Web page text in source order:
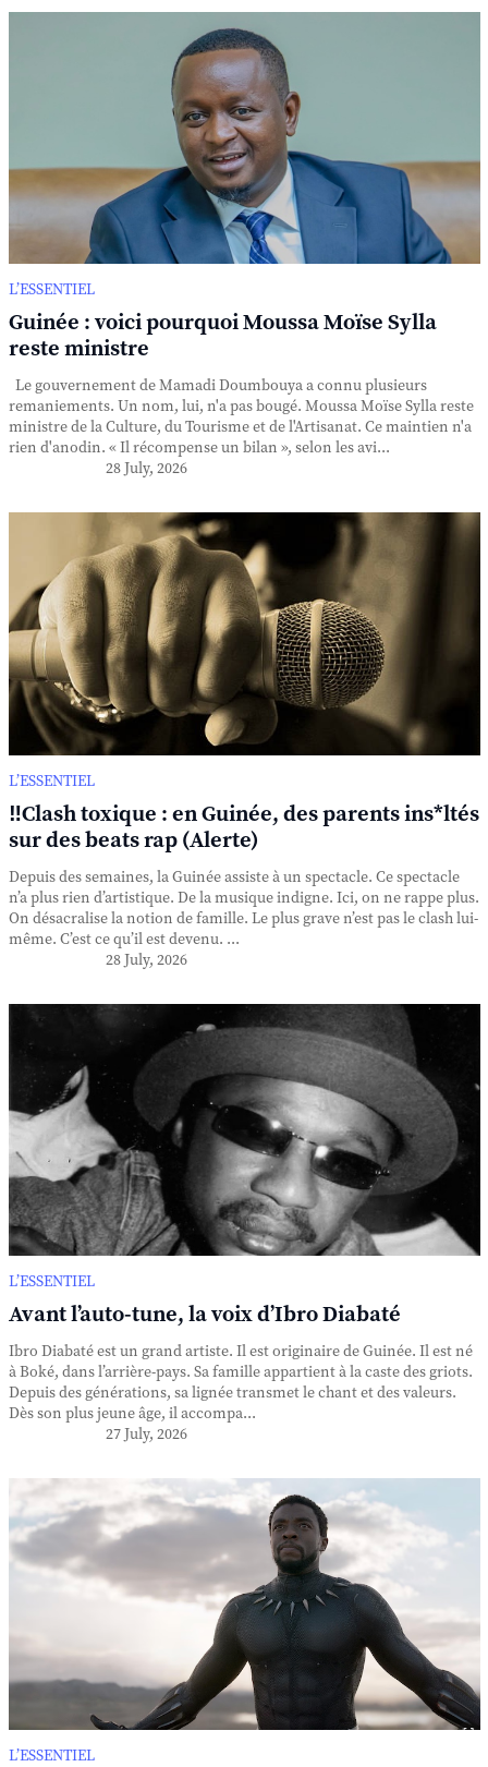
L’ESSENTIEL
Guinée : voici pourquoi Moussa Moïse Sylla
reste ministre
Le gouvernement de Mamadi Doumbouya a connu plusieurs
remaniements. Un nom, lui, n'a pas bougé. Moussa Moïse Sylla reste
ministre de la Culture, du Tourisme et de l'Artisanat. Ce maintien n'a
rien d'anodin. « Il récompense un bilan », selon les avi...
28 July, 2026
L’ESSENTIEL
‼️Clash toxique : en Guinée, des parents ins*ltés
sur des beats rap (Alerte)
Depuis des semaines, la Guinée assiste à un spectacle. Ce spectacle
n’a plus rien d’artistique. De la musique indigne. Ici, on ne rappe plus.
On désacralise la notion de famille. Le plus grave n’est pas le clash lui-
même. C’est ce qu’il est devenu. ...
28 July, 2026
L’ESSENTIEL
Avant l’auto-tune, la voix d’Ibro Diabaté
Ibro Diabaté est un grand artiste. Il est originaire de Guinée. Il est né
à Boké, dans l’arrière-pays. Sa famille appartient à la caste des griots.
Depuis des générations, sa lignée transmet le chant et des valeurs.
Dès son plus jeune âge, il accompa...
27 July, 2026
L’ESSENTIEL